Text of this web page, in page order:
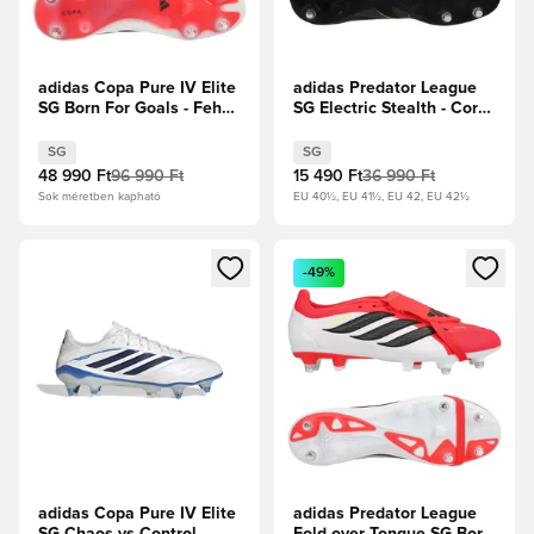
adidas Copa Pure IV Elite
SG Born For Goals - Fehér
Black/Élénkpiros
SG
48 990 Ft96 990 Ft
Sok méretben kapható
adidas Predator League
SG Electric Stealth - Core
Lemon
SG
15 490 Ft36 990 Ft
EU 40½, EU 41½, EU 42, EU 42½
Megnyit egy modált a bejelentkezéshez vagy a tagként
adidas Copa Pure IV Elite
Megnyit egy modált a
-49%
adidas Predator League